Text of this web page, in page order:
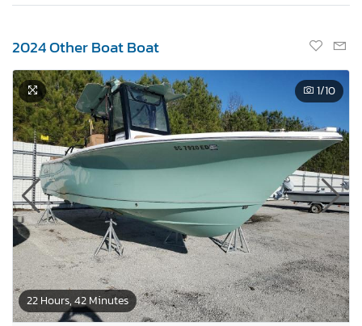
2024 Other Boat Boat
22 Hours, 42 Minutes
1/10